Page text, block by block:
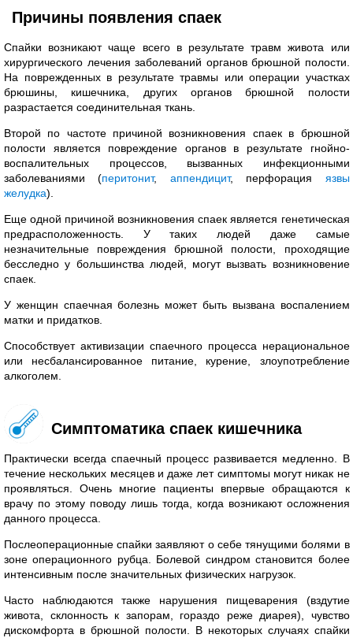
Причины появления спаек
Спайки возникают чаще всего в результате травм живота или
хирургического лечения заболеваний органов брюшной полости.
На поврежденных в результате травмы или операции участках
брюшины, кишечника, других органов брюшной полости
разрастается соединительная ткань.
Второй по частоте причиной возникновения спаек в брюшной
полости является повреждение органов в результате гнойно-
воспалительных процессов, вызванных инфекционными
заболеваниями (перитонит, аппендицит, перфорация язвы
желудка).
Еще одной причиной возникновения спаек является генетическая
предрасположенность. У таких людей даже самые
незначительные повреждения брюшной полости, проходящие
бесследно у большинства людей, могут вызвать возникновение
спаек.
У женщин спаечная болезнь может быть вызвана воспалением
матки и придатков.
Способствует активизации спаечного процесса нерациональное
или несбалансированное питание, курение, злоупотребление
алкоголем.
Симптоматика спаек кишечника
Практически всегда спаечный процесс развивается медленно. В
течение нескольких месяцев и даже лет симптомы могут никак не
проявляться. Очень многие пациенты впервые обращаются к
врачу по этому поводу лишь тогда, когда возникают осложнения
данного процесса.
Послеоперационные спайки заявляют о себе тянущими болями в
зоне операционного рубца. Болевой синдром становится более
интенсивным после значительных физических нагрузок.
Часто наблюдаются также нарушения пищеварения (вздутие
живота, склонность к запорам, гораздо реже диарея), чувство
дискомфорта в брюшной полости. В некоторых случаях спайки